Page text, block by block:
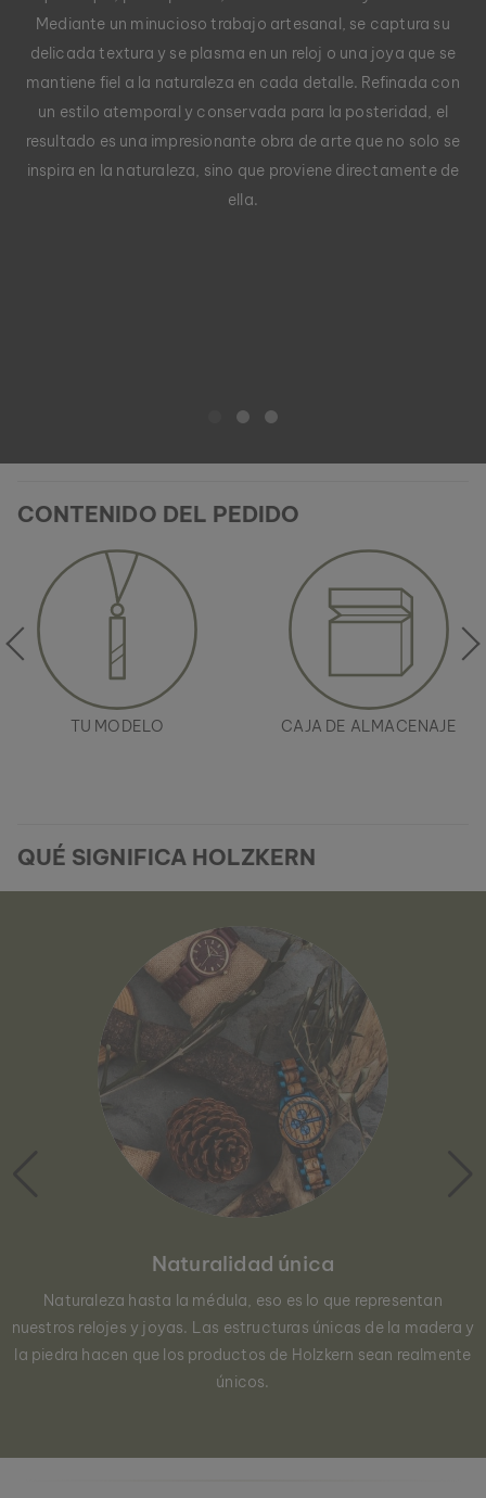
Mediante un minucioso trabajo artesanal, se captura su
delicada textura y se plasma en un reloj o una joya que se
mantiene fiel a la naturaleza en cada detalle. Refinada con
un estilo atemporal y conservada para la posteridad, el
resultado es una impresionante obra de arte que no solo se
inspira en la naturaleza, sino que proviene directamente de
ella.
CONTENIDO DEL PEDIDO
TU MODELO CAJA DE ALMACENAJE
QUÉ SIGNIFICA HOLZKERN
Naturalidad única
Naturaleza hasta la médula, eso es lo que representan
nuestros relojes y joyas. Las estructuras únicas de la madera y
la piedra hacen que los productos de Holzkern sean realmente
únicos.